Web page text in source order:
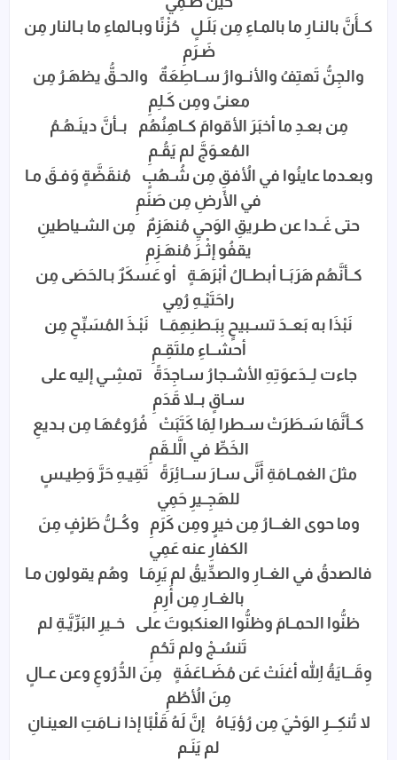
كــأَنَّ بالنـارِ ما بالمـاءِ مِن بَلَـلٍ حُزْنًا وبـالماءِ ما بـالنار مِن
ضَـرَمِ
والجِنُّ تَهتِفُ والأنــوارُ ســاطِعَةٌ والحـقُّ يظهَـرُ مِن
معنىً ومِن كَـلِمِ
مِن بعـدِ ما أخبَرَ الأقوامَ كــاهِنُهُم بــأنَّ دينَـهُـمُ
المُعـوَجَّ لم يَقُـمِ
وبعـدما عاينُوا في الأُفقِِ مِن شُـهُبٍ مُنقَضَّةٍ وَفـقَ مـا
في الأرضِ مِن صَنَمِ
حتى غَــدا عن طـريقِ الوَحيِ مُنهَزِمٌ مِن الشـياطينِ
يقفُو إثْــرَ مُنهَـزِمِ
كــأنَّهُم هَرَبَــا أبطــالُ أبْرَهَـةٍ أو عَسكَرٌ بـالحَصَى مِن
راحَتَيْـهِ رُمِي
نَبْذَا به بَعــدَ تسـبيحٍ بِبَـطنِهِمَــا نَبْـذَ المُسَبِّحِ مِن
أحشــاءِ ملتَقِـمِ
جاءت لِــدَعوَتِهِ الأشـجارُ سـاجِدَةً تمشِـي إليه على
سـاقٍ بــلا قَدَمِ
كــأنَّمَا سَـطَرَتْ سـطرا لِمَا كَتَبَتْ فُرُوعُهَـا مِن بـديعِ
الخَطِّ في الَّلـقَمِ
مثلَ الغمــامَةِ أَنَّى سـارَ ســائِرَةً تَقِيـهِ حَرَّ وَطِيـسٍ
للهَجِــيرِ حَمِي
وما حوى الغـــارُ مِن خيرٍ ومِن كَرَمِ وكُــلُّ طَرْفٍ مِنَ
الكفارِ عنه عَمِي
فالصدقُ في الغــارِ والصدِّيقُ لم يَرِمَـا وهُم يقولون مـا
بالغــارِ مِن أَرِمِ
ظنُّوا الحمــامَ وظنُّوا العنكبوتَ على خــيرِ البَرِّيَّـةِ لم
تَنسُـجْ ولم تَحُمِ
وِقَـــايَةُ اللهِ أغنَتْ عَن مُضَــاعَفَةٍ مِنَ الدُّرُوعِ وعن عــالٍ
مِنَ الأُطُمِ
لا تُنكِـــرِ الوَحْيَ مِن رُؤيَـاهُ إنَّ لَهُ قَلْبًا إذا نــامَتِ العينـانِ
لم يَنَـمِ